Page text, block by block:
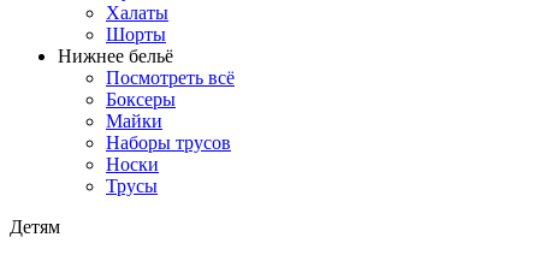
Халаты
Шорты
Нижнее бельё
Посмотреть всё
Боксеры
Майки
Наборы трусов
Носки
Трусы
Детям